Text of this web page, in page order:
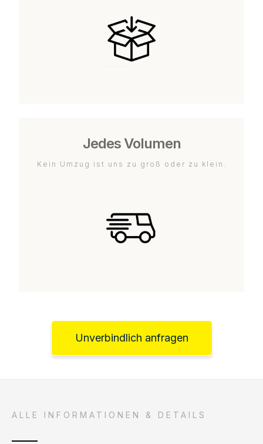
Jedes Volumen
Kein Umzug ist uns zu groß oder zu klein.
Unverbindlich anfragen
ALLE INFORMATIONEN & DETAILS